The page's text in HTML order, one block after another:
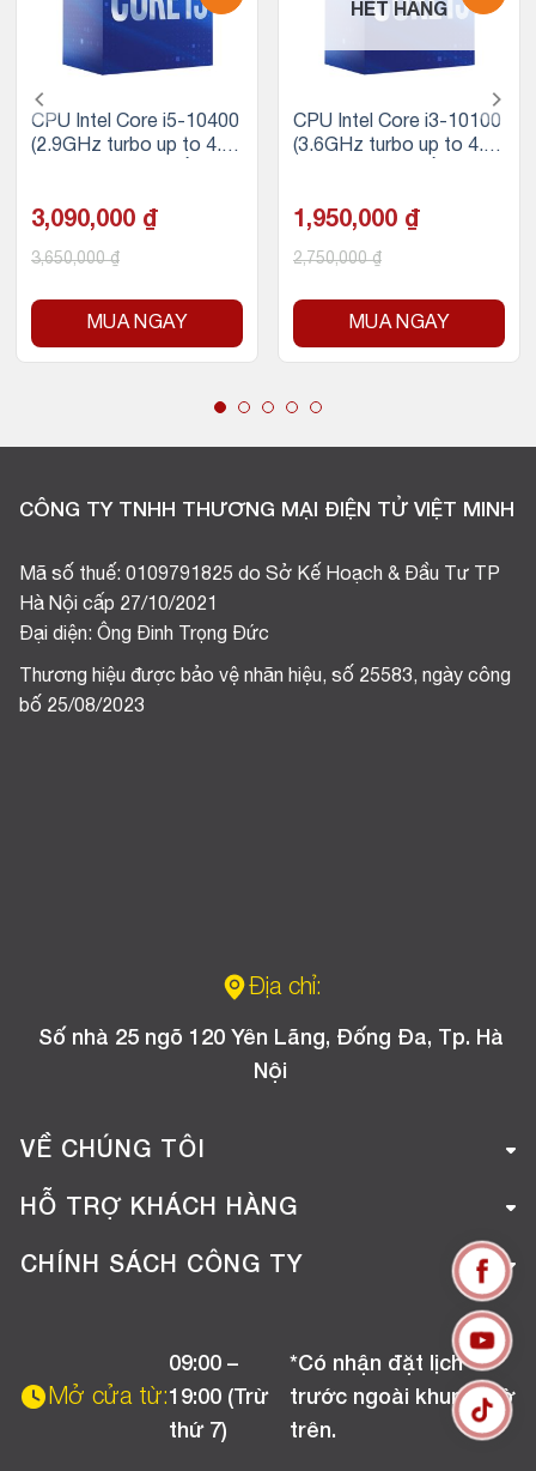
CPU Intel Core i5-10400
(2.9GHz turbo up to 4.3
et Intel LGA 1200
3,090,000 ₫
3,650,000₫
MUA NGAY
HẾT HÀNG
CPU Intel Core i3-10100
(3.6GHz turbo up to 4.3
Intel LGA 1200
1,950,000 ₫
2,750,000₫
MUA NGAY
CÔNG TY TNHH THƯƠNG MẠI ĐIỆN TỬ VIỆT MINH
Mã số thuế: 0109791825 do Sở Kế Hoạch & Đầu Tư TP
Hà Nội cấp 27/10/2021
Đại diện: Ông Đinh Trọng Đức
Thương hiệu được bảo vệ nhãn hiệu, số 25583, ngày công
bố 25/08/2023
Địa chỉ:
Số nhà 25 ngõ 120 Yên Lãng, Đống Đa, Tp. Hà
Nội
VỀ CHÚNG TÔI
Giới thiệu công ty
Tuyển dụng
HỖ TRỢ KHÁCH HÀNG
Hướng dẫn mua hàng online
Chương trình khuyến mãi
CHÍNH SÁCH CÔNG TY
Chính sách bảo hành
Mở cửa từ:
09:00 –
19:00 (Trừ
thứ 7)
*Có nhận đặt lịch
trước ngoài khung giờ
trên.